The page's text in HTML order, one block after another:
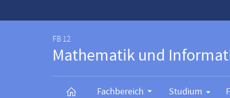
FB 12
Mathematik und
Fachbereich Studium